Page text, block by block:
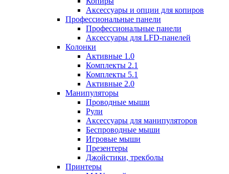
Аксессуары и опции для копиров
Профессиональные панели
Профессиональные панели
Аксессуары для LFD-панелей
Колонки
Активные 1.0
Комплекты 2.1
Комплекты 5.1
Активные 2.0
Манипуляторы
Проводные мыши
Рули
Аксессуары для манипуляторов
Беспроводные мыши
Игровые мыши
Презентеры
Джойстики, трекболы
Принтеры